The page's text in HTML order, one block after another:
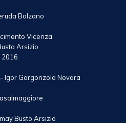
Bolzano
Vicenza
Arsizio
2016
Igor Gorgonzola Novara
Busto Arsizio